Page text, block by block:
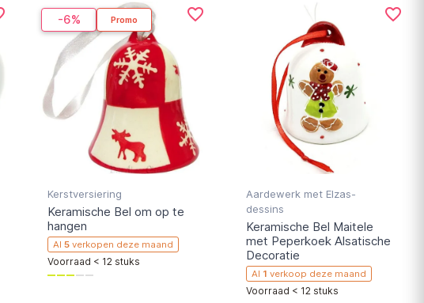
aan zijn winkelwagen toegevoegd, doe mee!
-6% Promo
Kerstversiering
Keramische Bel om op te
hangen
Al5 verkopen deze maand
Voorraad < 12 stuks
favorite_border
Aardewerk met Elzas-
dessins
Keramische Bel Maitele
met Peperkoek Alsatische
Decoratie
Al 1 verkoop deze maand
Voorraad < 12 stuks
favorite_border